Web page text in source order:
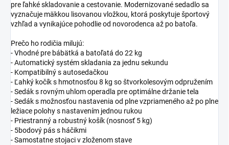
pre ľahké skladovanie a cestovanie. Modernizované sedadlo sa
vyznačuje mäkkou lisovanou vložkou, ktorá poskytuje športový
vzhľad a vynikajúce pohodlie od novorodenca až po batoľa.
Prečo ho rodičia milujú:
- Vhodné pre bábätká a batoľatá do 22 kg
- Automatický systém skladania za jednu sekundu
- Kompatibilný s autosedačkou
- Ľahký kočík s hmotnosťou 8 kg so štvorkolesovým odpružením
- Sedák s rovným uhlom operadla pre optimálne držanie tela
- Sedák s možnosťou nastavenia od plne vzpriameného až po plne
ležiace polohy s nastavením jednou rukou
- Priestranný a robustný košík (nosnosť 5 kg)
- 5bodový pás s háčikmi
- Samostatne stojaci v zloženom stave